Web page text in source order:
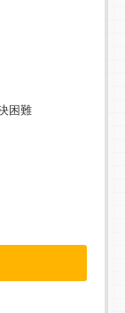
困難